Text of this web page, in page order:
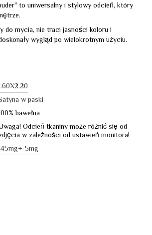
to uniwersalny i stylowy odcień, który
do mycia, nie traci jasności koloru i
wygląd po wielokrotnym użyciu.
w paski
bawełna
Odcień tkaniny może różnić się od
w zależności od ustawień monitora!
5mg